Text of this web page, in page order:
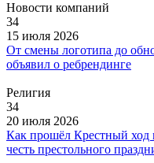
Новости компаний
34
15 июля 2026
От смены логотипа до
объявил о ребрендинге
Религия
34
20 июля 2026
Как прошёл Крестный ход
честь престольного